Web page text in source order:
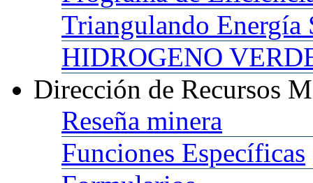
Triangulando Energía
HIDROGENO
Dirección de Recursos
Reseña minera
Funciones Específicas